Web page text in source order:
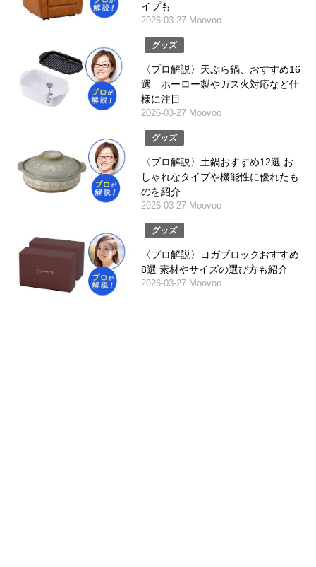
イプも
2026-03-27 Moovoo
グッズ
〈プロ解説〉天ぷら鍋、おすすめ16
選 ホーロー製やガス火対応など仕
様に注目
2026-03-27 Moovoo
グッズ
〈プロ解説〉土鍋おすすめ12選 お
しゃれなタイプや機能性に優れたも
のを紹介
2026-03-27 Moovoo
グッズ
〈プロ解説〉ヨガブロックおすすめ
8選 素材やサイズの選び方も紹介
2026-03-27 Moovoo